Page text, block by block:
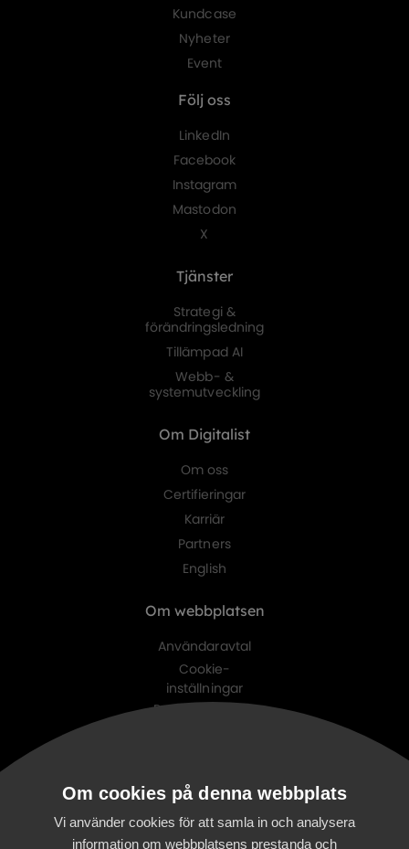
Kundcase
Nyheter
Event
Följ oss
LinkedIn
Facebook
Instagram
Mastodon
X
Tjänster
Strategi &
förändringsledning
Tillämpad AI
Webb- &
systemutveckling
Om Digitalist
Om oss
Certifieringar
Karriär
Partners
English
Om webbplatsen
Användaravtal
Cookie-
inställningar
Personuppgifts-
Digitalist Cloud
Digitalist Finland
Om cookies på denna webbplats
Vi använder cookies för att samla in och analysera
information om webbplatsens prestanda och